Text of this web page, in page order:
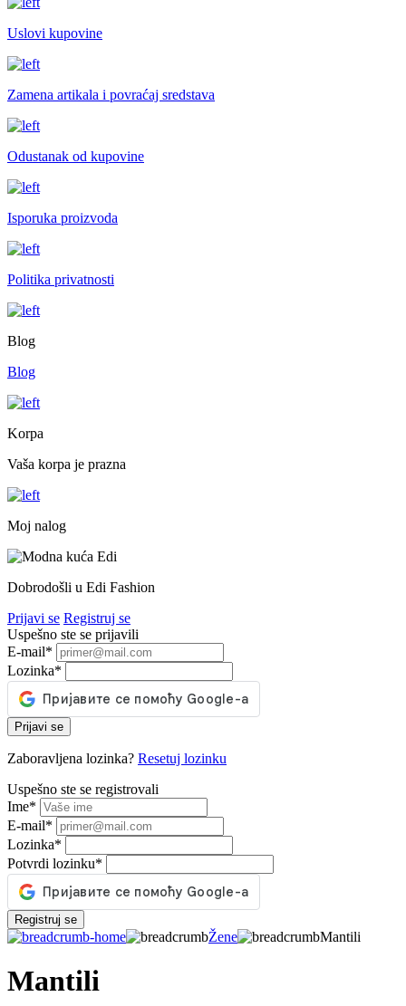
Uslovi kupovine
Zamena artikala i povraćaj sredstava
Odustanak od kupovine
Isporuka proizvoda
Politika privatnosti
Blog
Blog
Korpa
Vaša korpa je prazna
Moj nalog
Dobrodošli u Edi Fashion
Prijavi se Registruj se
Uspešno ste se prijavili
E-mail*
Lozinka*
Prijavi se
Zaboravljena lozinka? Resetuj lozinku
Uspešno ste se registrovali
Ime*
E-mail*
Lozinka*
Potvrdi lozinku*
Registruj se
Žene Mantili
Mantili